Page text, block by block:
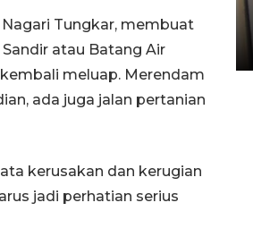
Tungkar, membuat
atau Batang Air
meluap. Merendam
ada juga jalan pertanian
kerusakan dan kerugian
jadi perhatian serius
2026 10:33 WIB